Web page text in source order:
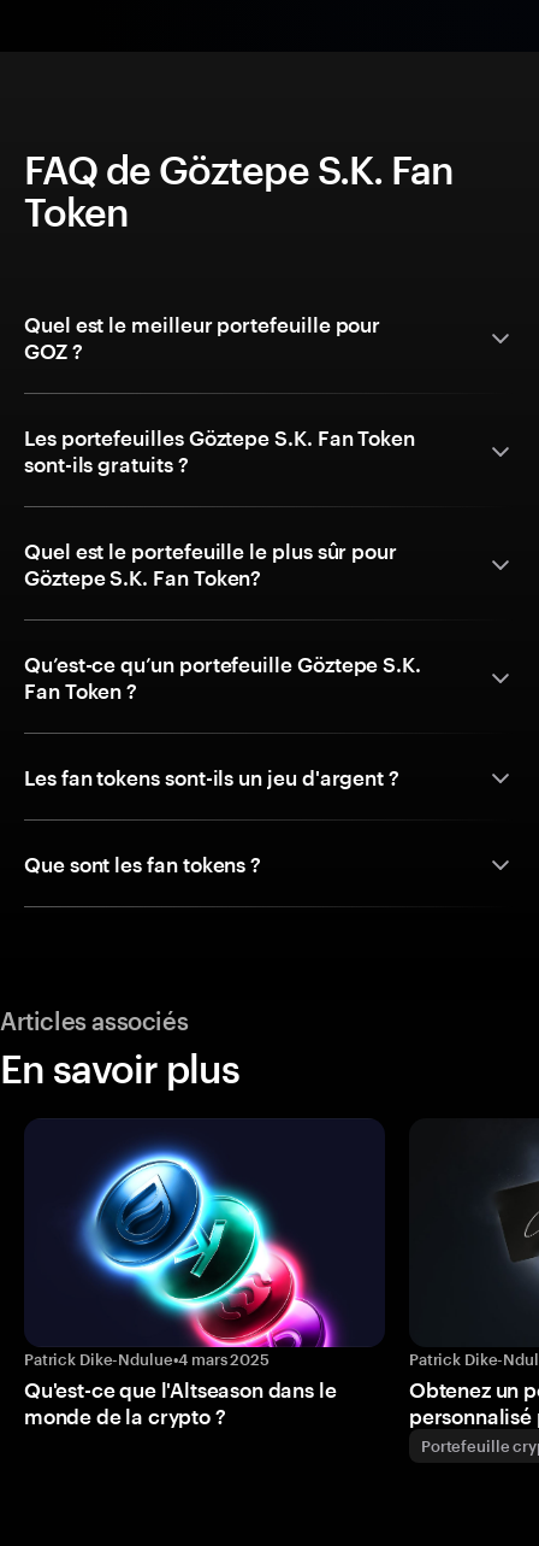
FAQ de Göztepe S.K. Fan
Token
Quel est le meilleur portefeuille pour
GOZ ?
Les portefeuilles Göztepe S.K. Fan Token
sont-ils gratuits ?
Quel est le portefeuille le plus sûr pour
Göztepe S.K. Fan Token?
Qu’est-ce qu’un portefeuille Göztepe S.K.
Fan Token ?
Les fan tokens sont-ils un jeu d'argent ?
Que sont les fan tokens ?
Articles associés
En savoir plus
Patrick Dike-Ndulue•4 mars 2025
Qu'est-ce que l'Altseason dans le
monde de la crypto ?
Patrick Dike-
Obtenez un
personnalisé
Portefeuille